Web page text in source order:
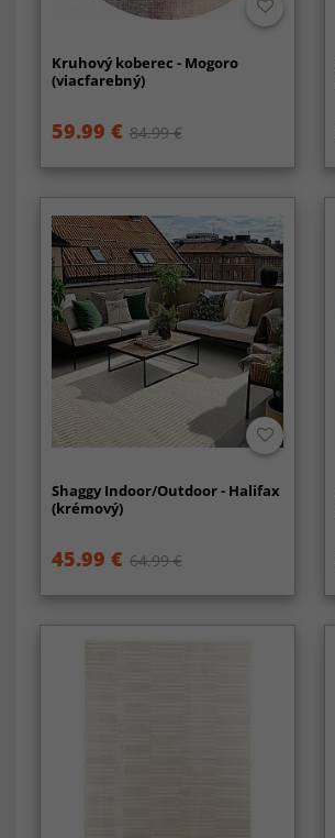
Kruhový koberec - Mogoro
(viacfarebný)
59.99 € 84.99 €
Shaggy Indoor/Outdoor - Halifax
(krémový)
45.99 € 64.99 €